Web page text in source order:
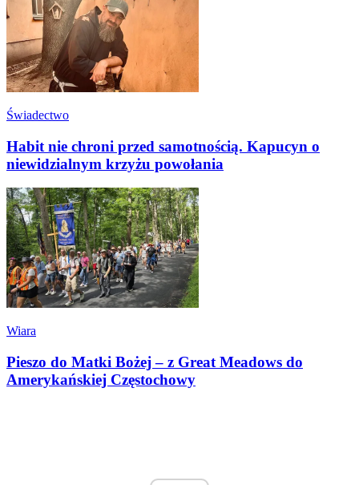
Świadectwo
Habit nie chroni przed samotnością. Kapucyn o
niewidzialnym krzyżu powołania
Wiara
Pieszo do Matki Bożej – z Great Meadows do
Amerykańskiej Częstochowy